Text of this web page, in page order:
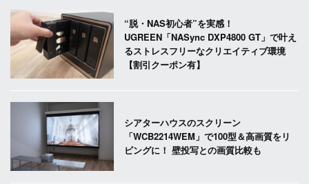
“脱・NAS初心者”を実感！
UGREEN「NASync DXP4800 GT」で叶え
るストレスフリーなクリエイティブ環境
【割引クーポン有】
シアターハウスのスクリーン
「WCB2214WEM」で100型＆高画質をリ
ビングに！ 壁投写との画質比較も